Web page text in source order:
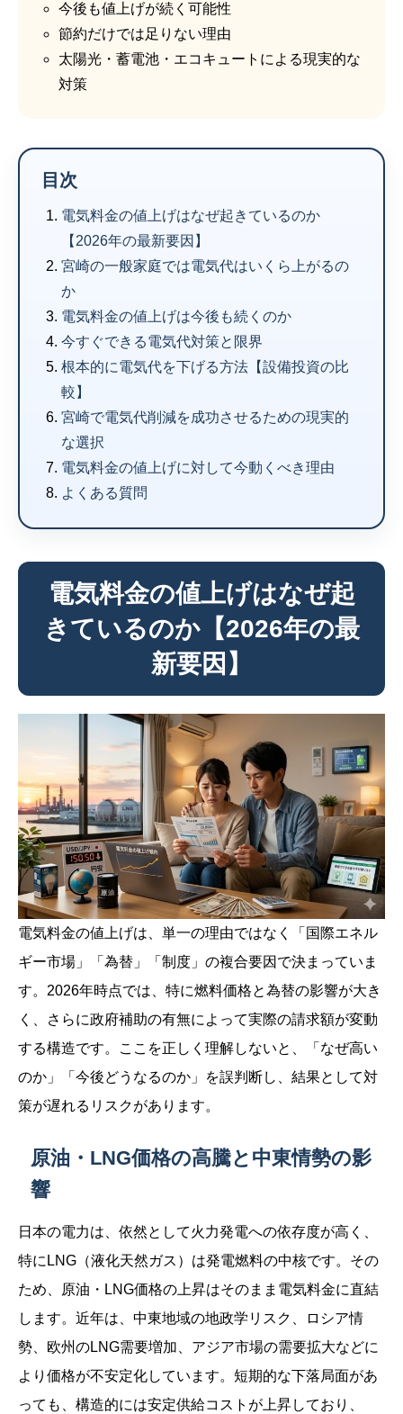
今後も値上げが続く可能性
節約だけでは足りない理由
太陽光・蓄電池・エコキュートによる現実的な
対策
目次
電気料金の値上げはなぜ起きているのか
【2026年の最新要因】
宮崎の一般家庭では電気代はいくら上がるの
か
電気料金の値上げは今後も続くのか
今すぐできる電気代対策と限界
根本的に電気代を下げる方法【設備投資の比
較】
宮崎で電気代削減を成功させるための現実的
な選択
電気料金の値上げに対して今動くべき理由
よくある質問
電気料金の値上げはなぜ起
きているのか【2026年の最
新要因】
電気料金の値上げは、単一の理由ではなく「国際エネル
ギー市場」「為替」「制度」の複合要因で決まっていま
す。2026年時点では、特に燃料価格と為替の影響が大き
く、さらに政府補助の有無によって実際の請求額が変動
する構造です。ここを正しく理解しないと、「なぜ高い
のか」「今後どうなるのか」を誤判断し、結果として対
策が遅れるリスクがあります。
原油・LNG価格の高騰と中東情勢の影
響
日本の電力は、依然として火力発電への依存度が高く、
特にLNG（液化天然ガス）は発電燃料の中核です。その
ため、原油・LNG価格の上昇はそのまま電気料金に直結
します。近年は、中東地域の地政学リスク、ロシア情
勢、欧州のLNG需要増加、アジア市場の需要拡大などに
より価格が不安定化しています。短期的な下落局面があ
っても、構造的には安定供給コストが上昇しており、